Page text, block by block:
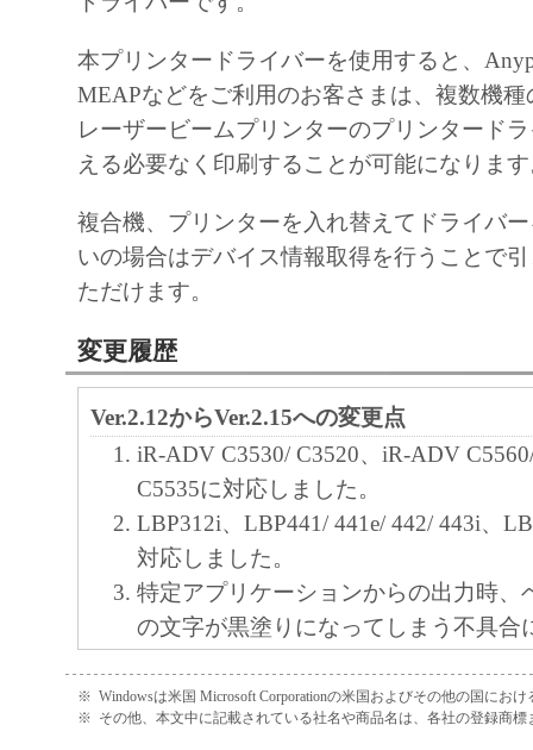
本プリンタードライバーを使用すると、
MEAPなどをご利用のお客さまは、複数機種
レーザービームプリンターのプリンタード
える必要なく印刷することが可能になりま
複合機、プリンターを入れ替えてドライバ
いの場合はデバイス情報取得を行うことで
ただけます。
変更履歴
Ver.2.12からVer.2.15への変更点
iR-ADV C3530/ C3520、iR-ADV
C5535に対応しました。
LBP312i、LBP441/ 441e/ 442/ 443i、
対応しました。
特定アプリケーションからの出力時、
の文字が黒塗りになってしまう不具合
ドライバーモジュールでアクセス違反
Violation） が発生した際に正しくエラ
※ Windowsは米国 Microsoft Corporationの米国およびその他の国にお
※ その他、本文中に記載されている社名や商品名は、各社の登録商標